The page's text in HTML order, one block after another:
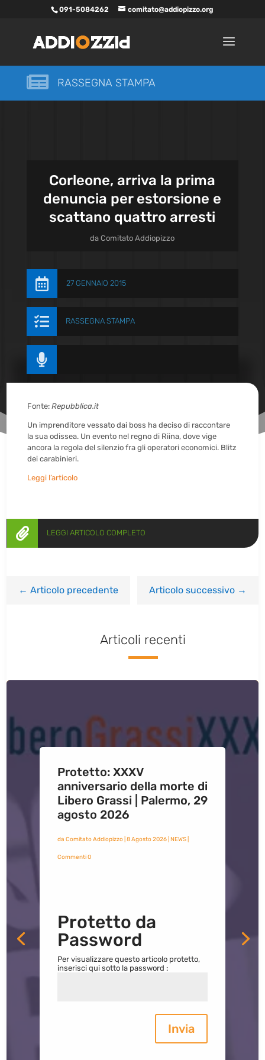
091-5084262 comitato@addiopizzo.org
 RASSEGNA STAMPA
Corleone, arriva la prima
denuncia per estorsione e
scattano quattro arresti
daComitato Addiopizzo
 27 GENNAIO 2015
 RASSEGNA STAMPA

Fonte:Repubblica.it
Un imprenditore vessato dai boss ha deciso di raccontare
la sua odissea. Un evento nel regno di Riina, dove vige
ancora la regola del silenzio fra gli operatori economici. Blitz
dei carabinieri.
Leggi l’articolo
 LEGGI ARTICOLO COMPLETO
←Articolo precedente Articolo successivo→
Articoli recenti
Protetto: XXXV
anniversario della morte di
Libero Grassi | Palermo, 29
agosto 2026
da Comitato Addiopizzo| 8 Agosto 2026| NEWS|
Commenti 0
Protetto da
Password
Per visualizzare questo articolo protetto,
inserisci qui sotto la password :
Invia